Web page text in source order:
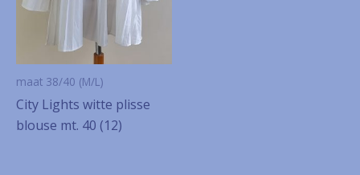
maat 38/40 (M/L)
City Lights witte plisse
blouse mt. 40 (12)